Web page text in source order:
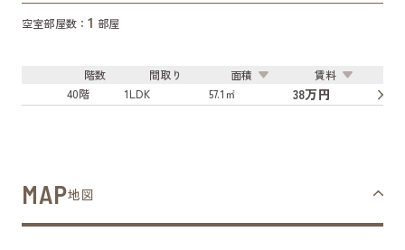
空室部屋数：1 部屋
階数 間取り 面積
賃料
40階
1LDK 57.1㎡ 38万円
MAP地図